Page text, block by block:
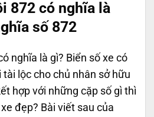
872 có nghĩa là
số 872
nghĩa là gì? Biển số xe có
tài lộc cho chủ nhân sở hữu
hợp với những cặp số gì thì
đẹp? Bài viết sau của